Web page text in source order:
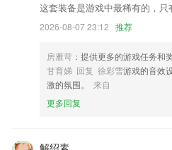
1.，不管是备课还是统计或者是批改作
2.·提供的题库涵盖了所有的考试重点，
3.线上就能获取最新的公告内容，点击
4.每个假名都配合了真人老师讲解视
5.新闻资讯，每天不间断地更新新东西
育观念以及方法
行获取。
这套装备是游戏中最稀有的，
2026-08-07 23:12 推荐
房雁苛 ：提供更多的游戏任务和
甘育娣 回复 徐彩雪游戏的音效
激的氛围。
来自
更多回复
解绍素